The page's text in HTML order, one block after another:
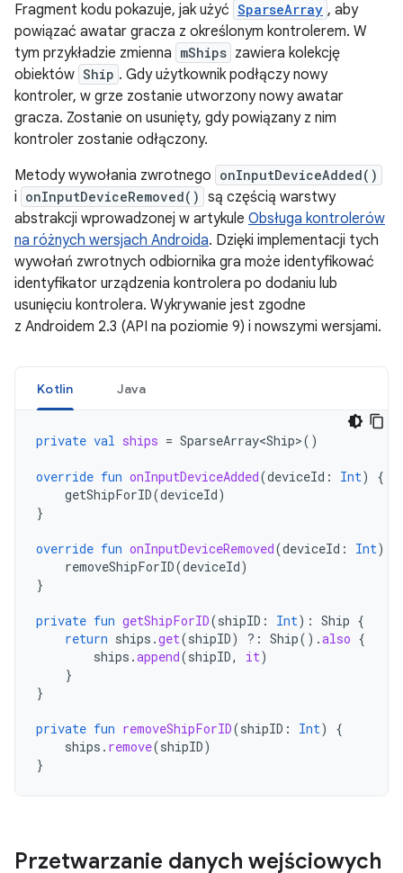
Fragment kodu pokazuje, jak użyć SparseArray , aby
powiązać awatar gracza z określonym kontrolerem. W
tym przykładzie zmienna mShips zawiera kolekcję
obiektów Ship . Gdy użytkownik podłączy nowy
kontroler, w grze zostanie utworzony nowy awatar
gracza. Zostanie on usunięty, gdy powiązany z nim
kontroler zostanie odłączony.
Metody wywołania zwrotnego onInputDeviceAdded()
i onInputDeviceRemoved() są częścią warstwy
abstrakcji wprowadzonej w artykule Obsługa kontrolerów
na różnych wersjach Androida. Dzięki implementacji tych
wywołań zwrotnych odbiornika gra może identyfikować
identyfikator urządzenia kontrolera po dodaniu lub
usunięciu kontrolera. Wykrywanie jest zgodne
z Androidem 2.3 (API na poziomie 9) i nowszymi wersjami.
Kotlin Java
private val ships = SparseArray<Ship>()
override fun onInputDeviceAdded(deviceId : Int)
{
getShipForID(deviceId)
}
override fun onInputDeviceRemoved(deviceId : Int)
removeShipForID(deviceId)
}
private fun getShipForID(shipID : Int): Ship {
return ships .get(shipID) ?: Ship().also {
ships .append(shipID, it)
}
}
private fun removeShipForID(shipID : Int)
{
ships . remove(shipID)
}
Przetwarzanie danych wejściowych